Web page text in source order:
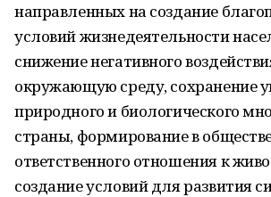
направленных на создание
условий жизнедеятельности
снижение негативного
окружающую среду, сохранение
природного и биологического
страны, формирование в
ответственного отношения к
создание условий для развития